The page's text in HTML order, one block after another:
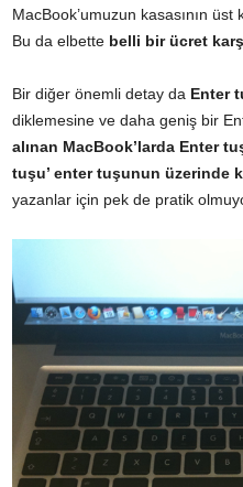
MacBook’umuzun kasasının üst
Bu da elbette belli bir ücret
Bir diğer önemli detay da Enter
diklemesine ve daha geniş bir
alınan MacBook’larda Enter
tuşu’ enter tuşunun üzerinde
yazanlar için pek de pratik